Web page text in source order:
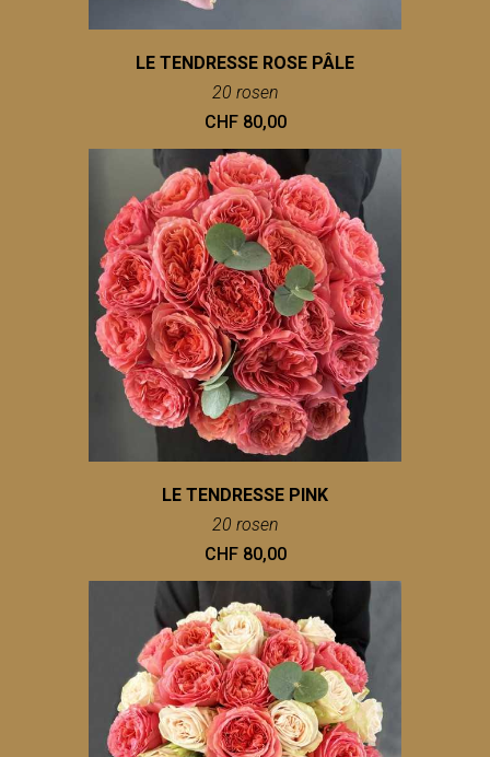
LE TENDRESSE ROSE PÂLE
20 rosen
CHF 80,00
LE TENDRESSE PINK
20 rosen
CHF 80,00